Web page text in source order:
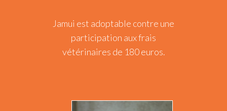
Jamui est adoptable contre une
participation aux frais
vétérinaires de 180 euros.